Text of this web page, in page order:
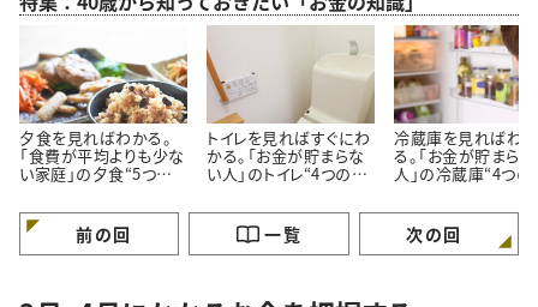
夕食を見ればわかる。
「食費が平均よりも少な
い家庭」の夕食“5つの
トイレを見ればすぐにわ
かる。「お金が貯まらな
い人」のトイレ“4つの特
冷蔵庫を見ればわか
る。「お金が貯まら
人」の冷蔵庫“4つの
前の回 一覧 次の回